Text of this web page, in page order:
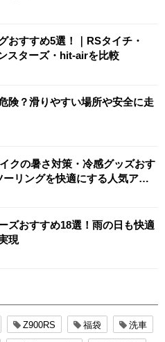
おすすめ5選！｜RSタイチ・
スターズ・hit-airを比較
険？滑りやすい場所や安全に走
イクの暑さ対策・冷感グッズおす
リングを快適にする人気アイ
ズおすすめ18選！雨の日も快適
現
Z900RS 福袋 洗車